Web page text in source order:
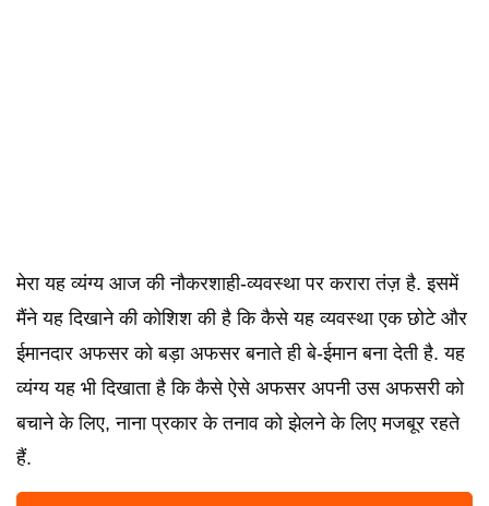
मेरा यह व्यंग्य आज की नौकरशाही-व्यवस्था पर करारा तंज़ है. इसमें
मैंने यह दिखाने की कोशिश की है कि कैसे यह व्यवस्था एक छोटे और
ईमानदार अफसर को बड़ा अफसर बनाते ही बे-ईमान बना देती है. यह
व्यंग्य यह भी दिखाता है कि कैसे ऐसे अफसर अपनी उस अफसरी को
बचाने के लिए, नाना प्रकार के तनाव को झेलने के लिए मजबूर रहते
हैं.